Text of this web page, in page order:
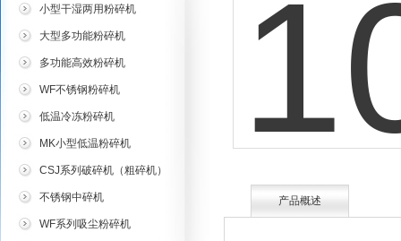
小型干湿两用粉碎机
大型多功能粉碎机
多功能高效粉碎机
WF不锈钢粉碎机
低温冷冻粉碎机
MK小型低温粉碎机
CSJ系列破碎机（粗碎机）
不锈钢中碎机
WF系列吸尘粉碎机
产品概述